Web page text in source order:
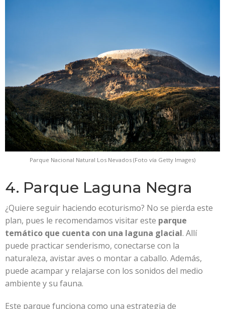
Parque Nacional Natural Los Nevados (Foto vía Getty Images)
4. Parque Laguna Negra
¿Quiere seguir haciendo ecoturismo? No se pierda este
plan, pues le recomendamos visitar este parque
temático que cuenta con una laguna glacial. Allí
puede practicar senderismo, conectarse con la
naturaleza, avistar aves o montar a caballo. Además,
puede acampar y relajarse con los sonidos del medio
ambiente y su fauna.
Este parque funciona como una estrategia de